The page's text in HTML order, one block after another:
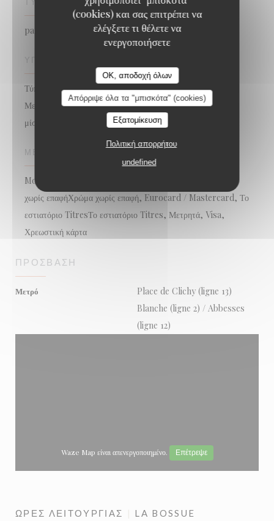
(cookies) και σας επιτρέπει να
ελέγξετε τι θέλετε να
ενεργοποιήσετε
OK, αποδοχή όλων
Απόρριψε όλα τα "μπισκότα" (cookies)
Εξατομίκευση
Πολιτική απορρήτου
undefined
patisserie - salon de thé
Τύποι μεσημεριανού γεύματος, ταράτσα, ΠΡΩΙΝΟ ΓΕΥΜΑ,
Μεσημεριανό, Μουσική ατμόσφαιρα, Οθόνη, Ιδιωτική
μίσθωση
ΜΈΘΟΔΟΙ ΠΛΗΡΩΜΉΣ
Mobile payment, Apple Pay, Εστιατόριο Ticket, Χρώμα
χωρίς επαφήΧρώμα χωρίς επαφή, Eurocard / Mastercard, Το
εστιατόριο TitresΤο εστιατόριο Titres, Μετρητά, Visa,
Χρεωστική κάρτα
ΠΡΌΣΒΑΣΗ
Μετρό
Place de Clichy (ligne 13)
Blanche (ligne 2) / Abbesses
(ligne 12)
Waze Map είναι απενεργοποιημένο. Επέτρεψε
ΏΡΕΣ ΛΕΙΤΟΥΡΓΊΑΣ LA BOSSUE